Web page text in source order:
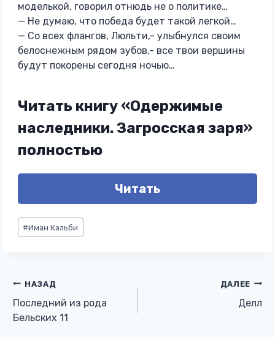
моделькой, говорил отнюдь не о политике…
— Не думаю, что победа будет такой легкой…
— Со всех флангов, Люльти,- улыбнулся своим
белоснежным рядом зубов,- все твои вершины
будут покорены сегодня ночью…
Читать книгу «Одержимые
наследники. Загросская заря»
полностью
Читать
Метки
записи:
#Иман Кальби
Навигация
по
НАЗАД
Последний из рода
Бельских 11
ДАЛЕЕ
Делл